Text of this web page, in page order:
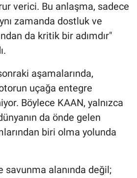
verici. Bu anlaşma, sadece
zamanda dostluk ve
da kritik bir adımdır"
aşamalarında,
uçağa entegre
Böylece KAAN, yalnızca
da önde gelen
biri olma yolunda
savunma alanında değil;